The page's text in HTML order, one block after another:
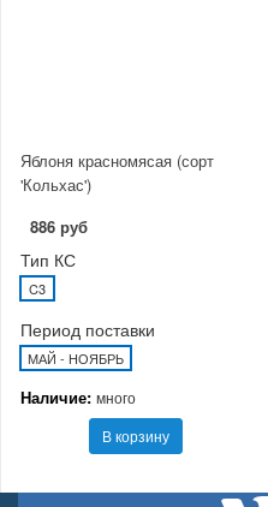
Яблоня красномясая (сорт
'Кольхас')
886 руб
Тип КС
C3
Период поставки
МАЙ - НОЯБРЬ
Наличие: много
В корзину